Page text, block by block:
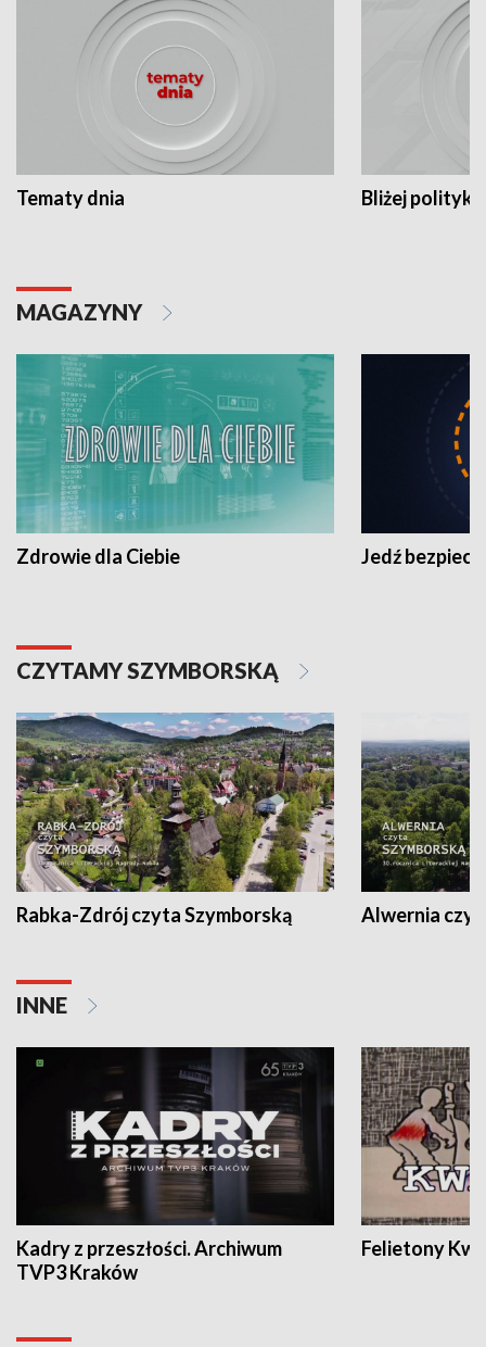
Tematy dnia Bliżej polityki
MAGAZYNY
Zdrowie dla Ciebie Jedź
CZYTAMY SZYMBORSKĄ
Rabka-Zdrój czyta Szymborską Alwernia
INNE
Kadry z przeszłości. Archiwum
TVP3 Kraków
Felietony